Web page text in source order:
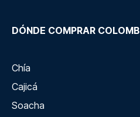
DÓNDE COMPRAR
Chía
Cajicá
Soacha